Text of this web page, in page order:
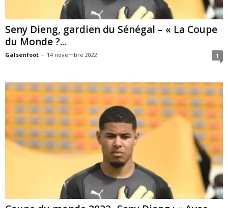
Seny Dieng, gardien du Sénégal – « La Coupe
du Monde ?...
Galsenfoot - 14 novembre 2022 1